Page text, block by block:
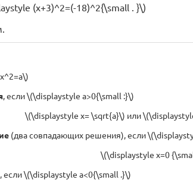
(x+3)^2=(-18)^2{\small . }\)
, если \(\displaystyle a>0{\small :}\)
\(\displaystyle x= \sqrt{a}\) или
(два совпадающих решения), если
\(\displaystyle x=0
, если \(\displaystyle a<0{\small .}\)